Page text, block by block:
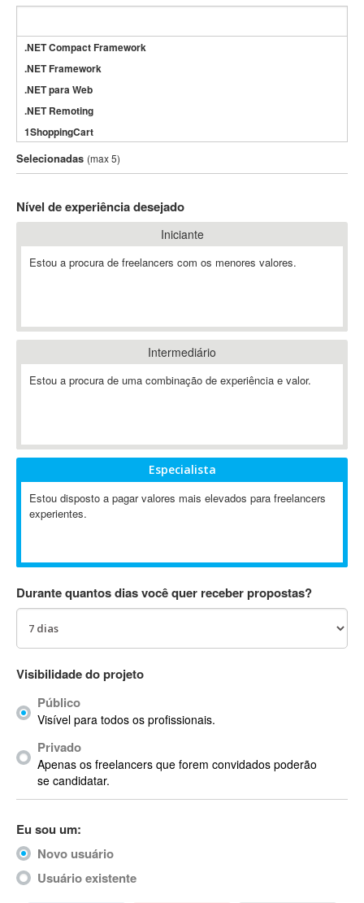
.NET Compact Framework
.NET Framework
.NET para Web
.NET Remoting
1ShoppingCart
3DS Max
3GSM
802.11
A-GPS
ABAP
Abaqus
ABBYY FineReader
Ableton
Ableton Push
Abstract
AC3
ACID Pro
ACPI
Acrobat
Acrobat X
Acronis
ACT
Actimize
ActionScript
ActionScript 3
Selecionadas (max 5)
Nível de experiência desejado
Iniciante
Estou a procura de freelancers com os menores valores.
Intermediário
Estou a procura de uma combinação de experiência e valor.
Especialista
Estou disposto a pagar valores mais elevados para freelancers
experientes.
Durante quantos dias você quer receber propostas?
Visibilidade do projeto
Público
Visível para todos os profissionais.
Privado
Apenas os freelancers que forem convidados poderão
se candidatar.
Eu sou um:
Novo usuário
Usuário existente